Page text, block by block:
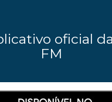
oficial
FM